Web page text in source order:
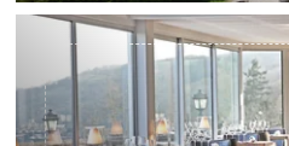
Terrasse et jardin
Brocante
Menus dès 27 €